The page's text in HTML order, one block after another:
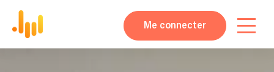
Me connecter